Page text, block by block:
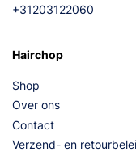
+31203122060
Hairchop
Shop
Over ons
Contact
Verzend- en